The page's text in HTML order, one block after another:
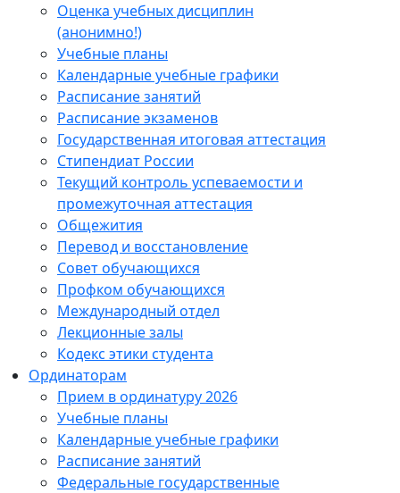
Оценка учебных дисциплин
(анонимно!)
Учебные планы
Календарные учебные графики
Расписание занятий
Расписание экзаменов
Государственная итоговая аттестация
Стипендиат России
Текущий контроль успеваемости и
промежуточная аттестация
Общежития
Перевод и восстановление
Совет обучающихся
Профком обучающихся
Международный отдел
Лекционные залы
Кодекс этики студента
Ординаторам
Прием в ординатуру 2026
Учебные планы
Календарные учебные графики
Расписание занятий
Федеральные государственные